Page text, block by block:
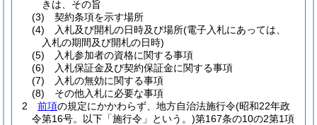
きは、その旨
(3)
契約条項を示す場所
(4)
入札及び開札の日時及び場所(電子入札にあっては、
入札の期間及び開札の日時)
(5)
入札参加者の資格に関する事項
(6)
入札保証金及び契約保証金に関する事項
(7)
入札の無効に関する事項
(8)
その他入札に必要な事項
2
前項の規定にかかわらず、地方自治法施行令(昭和22年政
令第16号。以下「施行令」という。)第167条の10の2第1項